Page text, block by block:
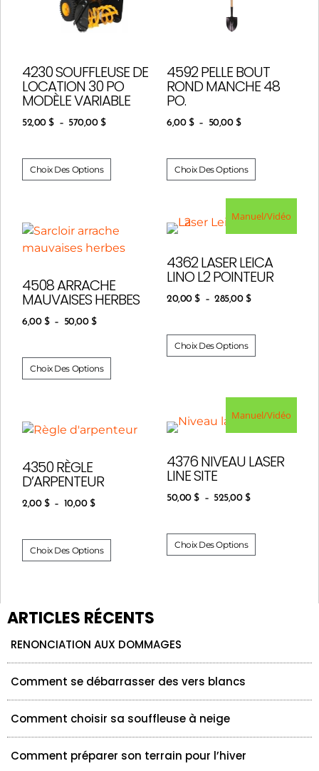
4230 SOUFFLEUSE DE
LOCATION 30 PO
MODÈLE VARIABLE
52,00$ – 570,00 $
Choix Des Options
4592 PELLE BOUT
ROND MANCHE 48
PO.
6,00 $ – 50,00 $
Choix Des Options
4508 ARRACHE
MAUVAISES HERBES
6,00 $ – 50,00 $
Choix Des Options
Manuel/Vidéo
4362 LASER LEICA
LINO L2 POINTEUR
20,00$ – 285,00 $
Choix Des Options
4350 RÈGLE
D’ARPENTEUR
2,00 $ – 10,00 $
Choix Des Options
Manuel/Vidéo
4376 NIVEAU LASER
LINE SITE
50,00$ – 525,00 $
Choix Des Options
ARTICLES RÉCENTS
RENONCIATION AUX DOMMAGES
Comment se débarrasser des vers blancs
Comment choisir sa souffleuse à neige
Comment préparer son terrain pour l’hiver